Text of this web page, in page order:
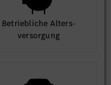
Betrieb­liche Alters­
ver­sorgung